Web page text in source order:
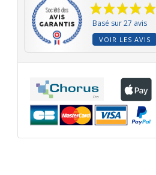
Porte Galet pour
Basé sur 27 avis
VOIR LES AVIS